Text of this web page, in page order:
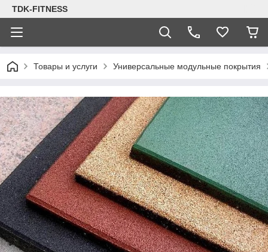
TDK-FITNESS
Товары и услуги Универсальные модульные покрытия